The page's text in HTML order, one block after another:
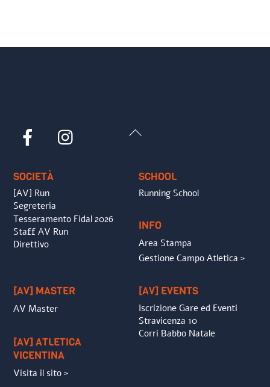
Back
Facebook
SOCIETÀ
[AV] Run
Segreteria
Tesseramento Fidal 2026
Staff AV Run
Direttivo
SCHOOL
Running School
INFO
Area Stampa
Gestione Campo Atletica >
[AV] MASTER
AV Master
[AV] ATLETICA
VICENTINA
Visita il sito >
[AV] EVENTS
Iscrizione Gare ed Eventi
Stravicenza 10
Corri Babbo Natale